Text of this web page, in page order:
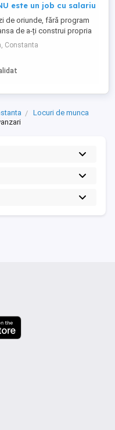
este un job cu salariu
de oriunde, fără program
de a-ți construi propria
asigurărilor? Aceasta
clasică de job, ci o
bazată pe
pentru cei care vor
...
Constanta
Locuri de munca